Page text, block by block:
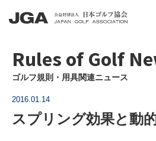
Rules of Golf
ゴルフ規則・用具関連ニュース
2016.01.14
スプリング効果と動